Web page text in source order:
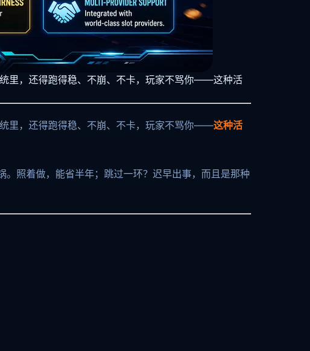
里，还得跑得稳、不崩、不卡，玩家不骂你——这种活
里，还得跑得稳、不崩、不卡，玩家不骂你——这种活
照着做，能省半年；跳过一环？迟早出事，而且是那种